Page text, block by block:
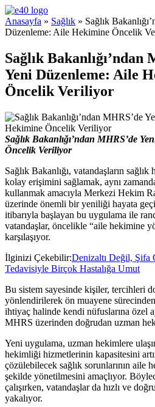
e40 Blog
Anasayfa » Sağlık » Sağlık
Düzenleme: Aile Hekimine Öncelik
Sağlık Bakanlığı’ndan
Yeni Düzenleme: Aile
Öncelik Veriliyor
Sağlık Bakanlığı’ndan MHRS’de
Öncelik Veriliyor
Sağlık Bakanlığı, vatandaşların
kolay erişimini sağlamak, aynı
kullanmak amacıyla Merkezi Hekim
üzerinde önemli bir yeniliği hayata
itibarıyla başlayan bu uygulama ile
vatandaşlar, öncelikle “aile hekimine
karşılaşıyor.
İlginizi Çekebilir:Denizaltı Değil, Şifa
Tedavisiyle Birçok Hastalığa Umut
Bu sistem sayesinde kişiler, tercihleri
yönlendirilerek ön muayene
ihtiyaç halinde kendi nüfuslarına özel
MHRS üzerinden doğrudan uzman
Yeni uygulama, uzman hekimlere
hekimliği hizmetlerinin kapasitesini
çözülebilecek sağlık sorunlarının aile
şekilde yönetilmesini amaçlıyor.
çalışırken, vatandaşlar da hızlı ve
yakalıyor.